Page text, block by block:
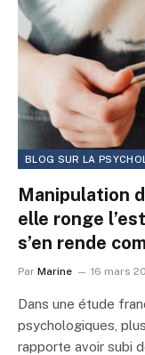
BLOG SUR LA
Manipulation
elle ronge
s’en rende
Par Marine 16 mars
Dans une étude
psychologiques,
rapporte avoir subi